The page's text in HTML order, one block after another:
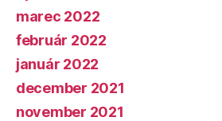
marec 2022
február 2022
január 2022
december 2021
november 2021